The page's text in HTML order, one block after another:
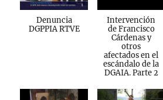
Denuncia
DGPPIA RTVE
Intervención
de Francisco
Cárdenas y
otros
afectados en el
escándalo de la
DGAIA. Parte 2